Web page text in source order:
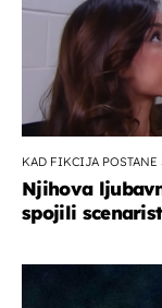
KAD FIKCIJA POSTANE
Njihova
spojili